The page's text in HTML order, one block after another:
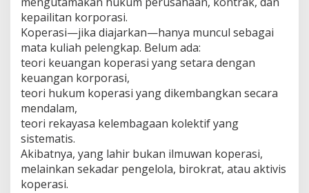
kepailitan korporasi.
Koperasi—jika diajarkan—hanya muncul sebagai
mata kuliah pelengkap. Belum ada:
teori keuangan koperasi yang setara dengan
keuangan korporasi,
teori hukum koperasi yang dikembangkan secara
mendalam,
teori rekayasa kelembagaan kolektif yang
sistematis.
Akibatnya, yang lahir bukan ilmuwan koperasi,
melainkan sekadar pengelola, birokrat, atau aktivis
koperasi.